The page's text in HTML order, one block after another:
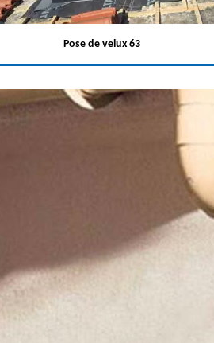
Pose de velux 63